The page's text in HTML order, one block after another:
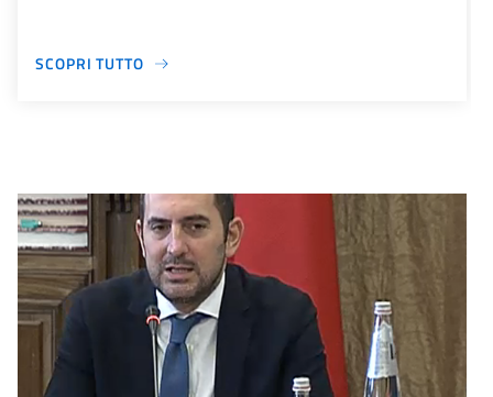
SCOPRI TUTTO